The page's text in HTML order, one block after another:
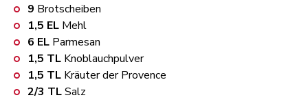
9 Brotscheiben
1,5 EL Mehl
6 EL Parmesan
1,5 TL Knoblauchpulver
1,5 TL Kräuter der Provence
2/3 TLSalz